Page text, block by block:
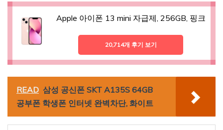
Apple 아이폰 13 mini 자급제, 256GB, 핑크
20,714개 후기 보기
READ 삼성 공신폰 SKT A135S 64GB
공부폰 학생폰 인터넷 완벽차단, 화이트